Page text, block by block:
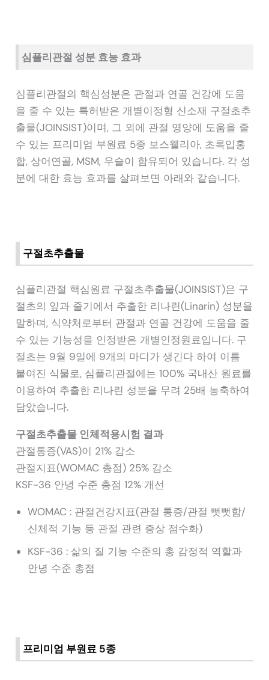
심플리관절 성분 효능 효과
심플리관절의 핵심성분은 관절과 연골 건강에 도움
을 줄 수 있는 특허받은 개별이정형 신소재 구절초추
출물(JOINSIST)이며, 그 외에 관절 영양에 도움을 줄
수 있는 프리미엄 부원료 5종 보스웰리아, 초록입홍
합, 상어연골, MSM, 우슬이 함유되어 있습니다. 각 성
분에 대한 효능 효과를 살펴보면 아래와 같습니다.
구절초추출물
심플리관절 핵심원료 구절초추출물(JOINSIST)은 구
절초의 잎과 줄기에서 추출한 리나린(Linarin) 성분을
말하며, 식약처로부터 관절과 연골 건강에 도움을 줄
수 있는 기능성을 인정받은 개별인정원료입니다. 구
절초는 9월 9일에 9개의 마디가 생긴다 하여 이름
붙여진 식물로, 심플리관절에는 100% 국내산 원료를
이용하여 추출한 리나린 성분을 무려 25배 농축하여
담았습니다.
구절초추출물 인체적용시험 결과
관절통증(VAS)이 21% 감소
관절지표(WOMAC 총점) 25% 감소
KSF-36 안녕 수준 총점 12% 개선
WOMAC : 관절건강지표(관절 통증/관절 뻣뻣함/
신체적 기능 등 관절 관련 증상 점수화)
KSF-36 : 삶의 질 기능 수준의 총 감정적 역할과
안녕 수준 총점
프리미엄 부원료 5종